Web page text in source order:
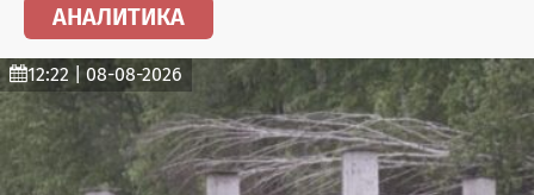
АНАЛИТИКА
12:22 | 08-08-2026